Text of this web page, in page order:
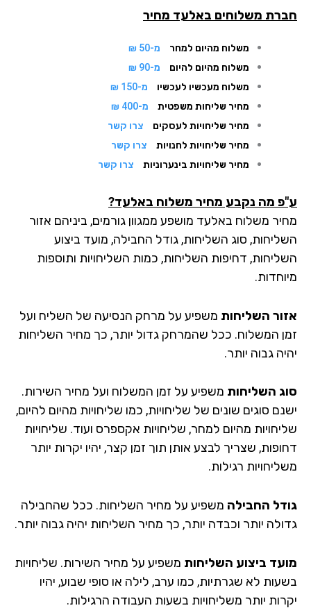
משלוחים באלעד מחיר
משלוח מהיום למחר
מ-50 ₪
משלוח מהיום להיום
מ-90 ₪
משלוח מעכשיו לעכשיו
מ-150 ₪
מחיר שליחות משפטית
מ-400 ₪
מחיר שליחויות לעסקים
צרו קשר
מחיר שליחויות לחנויות
צרו קשר
מחיר שליחויות בינערוניות
צרו קשר
מה נקבע מחיר משלוח באלעד?
משלוח באלעד מושפע ממגוון גורמים, ביניהם אזור
סוג השליחות, גודל החבילה, מועד ביצוע
דחיפות השליחות, כמות השליחויות ותוספות
השליחותמשפיע על מרחק הנסיעה של השליח ועל
המשלוח. ככל שהמרחק גדול יותר, כך מחיר השליחות
גבוה יותר.
השליחותמשפיע על זמן המשלוח ועל מחיר השירות.
סוגים שונים של שליחויות, כמו שליחויות מהיום להיום,
מהיום למחר, שליחויות אקספרס ועוד. שליחויות
שצריך לבצע אותן תוך זמן קצר, יהיו יקרות יותר
רגילות.
החבילהמשפיע על מחיר השליחות. ככל שהחבילה
יותר וכבדה יותר, כך מחיר השליחות יהיה גבוה יותר.
ביצוע השליחותמשפיע על מחיר השירות. שליחויות
לא שגרתיות, כמו ערב, לילה או סופי שבוע, יהיו
יותר משליחויות בשעות העבודה הרגילות.